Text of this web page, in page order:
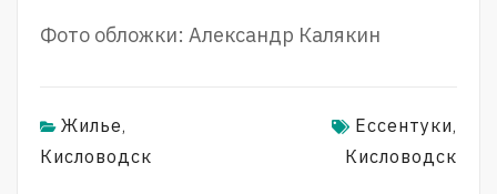
Фото обложки: Александр Калякин
Жилье,
Кисловодск
Ессентуки,
Кисловодск